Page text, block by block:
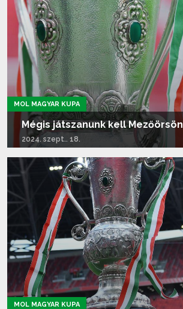
MOL MAGYAR KUPA
Mégis játszanunk kell Mezőörsön
2024. szept.. 18.
Tovább olvasom...
MOL MAGYAR KUPA